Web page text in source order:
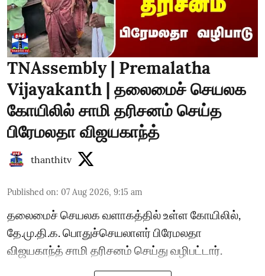
TNAssembly | Premalatha
Vijayakanth | தலைமைச் செயலக
கோயிலில் சாமி தரிசனம் செய்த
பிரேமலதா விஜயகாந்த்
thanthitv
Published on: 07 Aug 2026, 9:15 am
தலைமைச் செயலக வளாகத்தில் உள்ள கோயிலில்,
தே.மு.தி.க. பொதுச்செயலாளர் பிரேமலதா
விஜயகாந்த் சாமி தரிசனம் செய்து வழிபட்டார்.